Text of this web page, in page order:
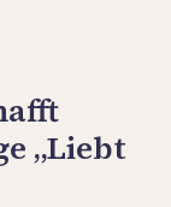
„Liebt